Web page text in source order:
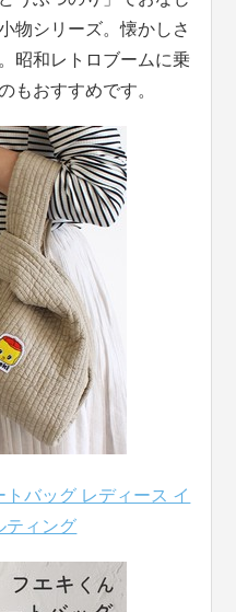
物シリーズ。懐かしさ
昭和レトロブームに乗
もおすすめです。
バッグ レディース イ
ティング